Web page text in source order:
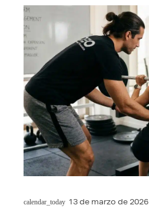
calendar_today 13 de marzo de 2026